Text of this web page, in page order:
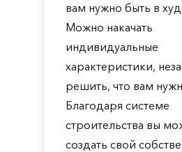
вам нужно быть в
Можно накачать
индивидуальные
характеристики,
решить, что вам
Благодаря системе
строительства вы
создать свой